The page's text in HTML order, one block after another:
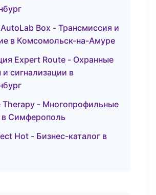
AutoLab Box - Трансмиссия и
в Комсомольск-на-Амуре
Expert Route - Охранные
сигнализации в
Therapy - Многопрофильные
в Симферополь
Hot - Бизнес-каталог в